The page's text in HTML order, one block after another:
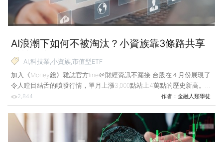
AI浪潮下如何不被淘汰？小資族靠3條路共享
科技紅利！
AI,科技業,小資族,市值型ETF
加入《Money錢》雜誌官方line＠財經資訊不漏接 台股在４月份展現了
令人瞠目結舌的噴發行情，單月上漲3,000點站上4萬點的歷史新高。
同時主計總處最新公布第1季經濟成長率飆至13.69%。這種井噴式增長
的核心動能來自對AI算力無止盡的需求，帶動台灣科技供應鏈出口倍數
成長。 然而，《經濟學人》雜誌也提醒當前台灣亮眼數據背後隱藏著
「台灣病」徵兆：資源、人才與資金過度向單一產業傾斜，導致匯率與
物價結構性改變，擠壓了傳產與服務業的生存空間。 對於絕大多數非
2,844 作者： 金融人類學徒